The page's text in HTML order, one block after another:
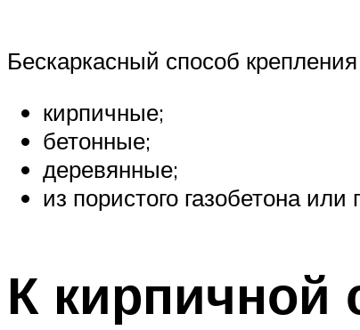
Бескаркасный способ
кирпичные;
бетонные;
деревянные;
из пористого газобетона или
К кирпичной